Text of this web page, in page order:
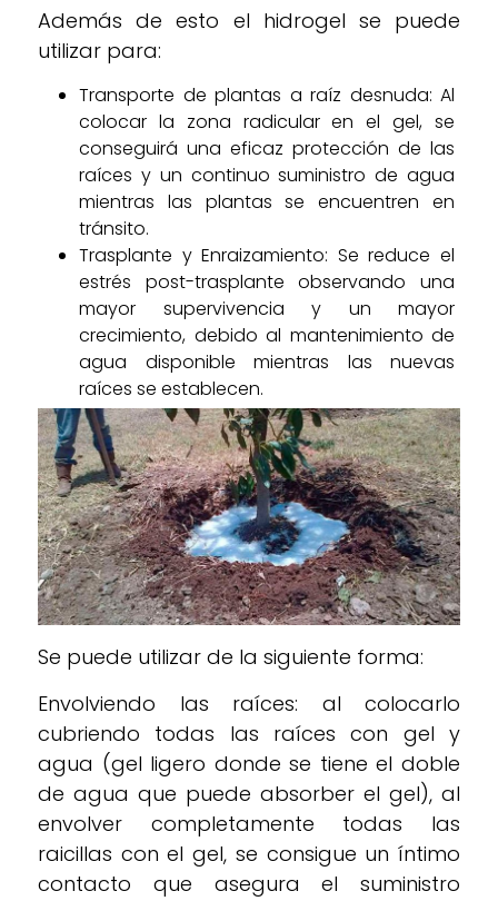
Además de esto el hidrogel se puede
utilizar para:
Transporte de plantas a raíz desnuda: Al
colocar la zona radicular en el gel, se
conseguirá una eficaz protección de las
raíces y un continuo suministro de agua
mientras las plantas se encuentren en
tránsito.
Trasplante y Enraizamiento: Se reduce el
estrés post-trasplante observando una
mayor supervivencia y un mayor
crecimiento, debido al mantenimiento de
agua disponible mientras las nuevas
raíces se establecen.
Se puede utilizar de la siguiente forma:
Envolviendo las raíces: al colocarlo
cubriendo todas las raíces con gel y
agua (gel ligero donde se tiene el doble
de agua que puede absorber el gel), al
envolver completamente todas las
raicillas con el gel, se consigue un íntimo
contacto que asegura el suministro